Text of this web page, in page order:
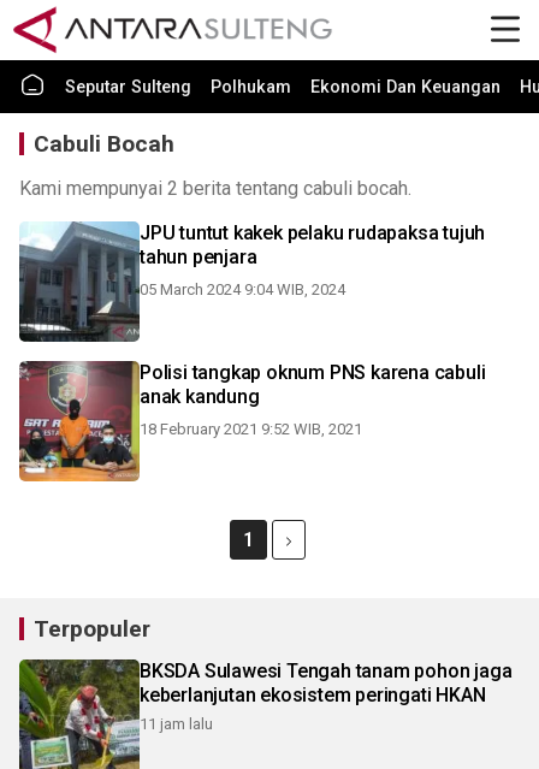
Seputar Sulteng Polhukam Ekonomi Dan Keuangan
Cabuli Bocah
Kami mempunyai 2 berita tentang cabuli bocah.
JPU tuntut kakek pelaku rudapaksa tujuh
tahun penjara
05 March 2024 9:04 WIB, 2024
Polisi tangkap oknum PNS karena cabuli
anak kandung
18 February 2021 9:52 WIB, 2021
1
Terpopuler
BKSDA Sulawesi Tengah tanam pohon jaga
keberlanjutan ekosistem peringati HKAN
11 jam lalu